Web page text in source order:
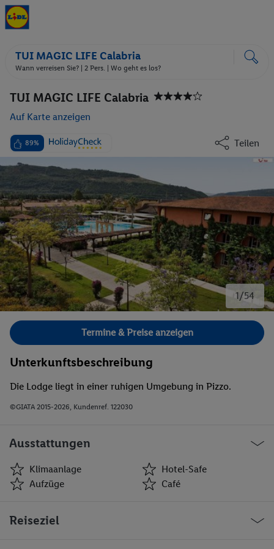
TUI MAGIC LIFE Calabria
Wann verreisen Sie? | 2 Pers. | Wo geht es los?
TUI MAGIC LIFE Calabria
Auf Karte anzeigen
89% Teilen
1/54
Bild 1 von 54.
Termine & Preise anzeigen
Unterkunftsbeschreibung
Die Lodge liegt in einer ruhigen Umgebung in Pizzo.
©GIATA 2015-2026, Kundenref. 122030
Ausstattungen
Klimaanlage
Hotel-Safe
Aufzüge
Café
Aufzüge
Reiseziel